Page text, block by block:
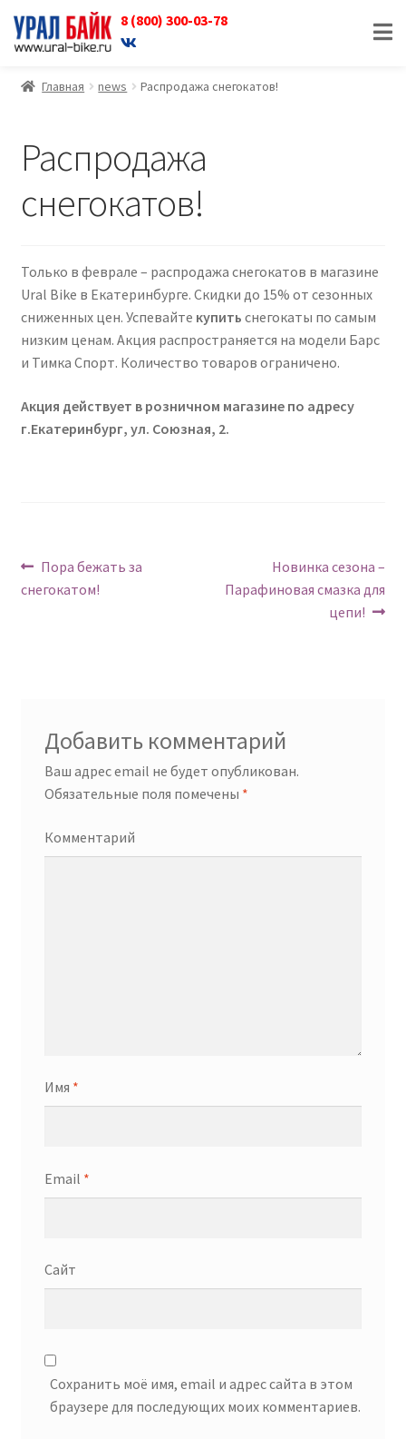
8 (800) 300-03-78
Перейти
к
навигации
Перейти
к
содержимому
Главная news Распродажа снегокатов!
Распродажа
снегокатов!
Только в феврале – распродажа снегокатов в магазине
Ural Bike в Екатеринбурге. Скидки до 15% от сезонных
сниженных цен. Успевайте купить снегокаты по самым
низким ценам. Акция распространяется на модели Барс
и Тимка Спорт. Количество товаров ограничено.
Акция действует в розничном магазине по адресу
г.Екатеринбург, ул. Союзная, 2.
Навигация
по
Предыдущий:
Пора бежать за
снегокатом!
Следующий:
Новинка сезона –
Парафиновая смазка для
цепи!
Добавить комментарий
Ваш адрес email не будет опубликован.
Обязательные поля помечены *
Комментарий
Имя *
Email *
Сайт
Сохранить моё имя, email и адрес сайта в этом
браузере для последующих моих комментариев.